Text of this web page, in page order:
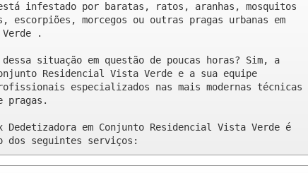
infestado por baratas, ratos, aranhas, mosquitos
escorpiões, morcegos ou outras pragas urbanas em
.
situação em questão de poucas horas? Sim, a
Residencial Vista Verde e a sua equipe
especializados nas mais modernas técnicas
pragas.
em Conjunto Residencial Vista Verde é
dos seguintes serviços: